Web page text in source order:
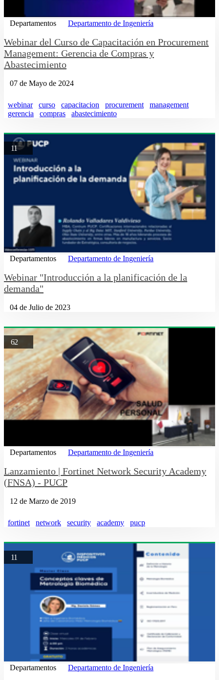
Departamentos Departamento de Ingeniería
Webinar del Curso de Capacitación en Procurement
Management: Gerencia de Compras y
Abastecimiento
07 de Mayo de 2024
webinar curso capacitacion procurement
management
gerencia
compras abastecimiento
11
Departamentos Departamento de Ingeniería
Webinar "Introducción a la planificación de la
demanda"
04 de Julio de 2023
62
Departamentos Departamento de Ingeniería
Lanzamiento | Fortinet Network Security Academy
(FNSA) - PUCP
12 de Marzo de 2019
fortinet network security academy pucp
11
Departamentos Departamento de Ingeniería